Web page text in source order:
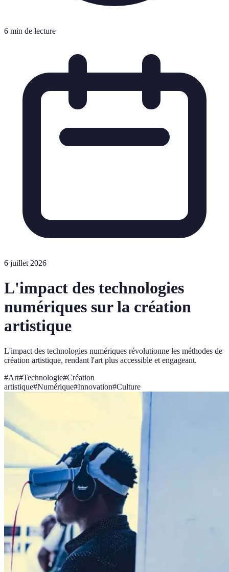
6 min de lecture
6 juillet 2026
L'impact des technologies
numériques sur la création
artistique
L'impact des technologies numériques révolutionne les méthodes de
création artistique, rendant l'art plus accessible et engageant.
#Art#Technologie#Création
artistique#Numérique#Innovation#Culture